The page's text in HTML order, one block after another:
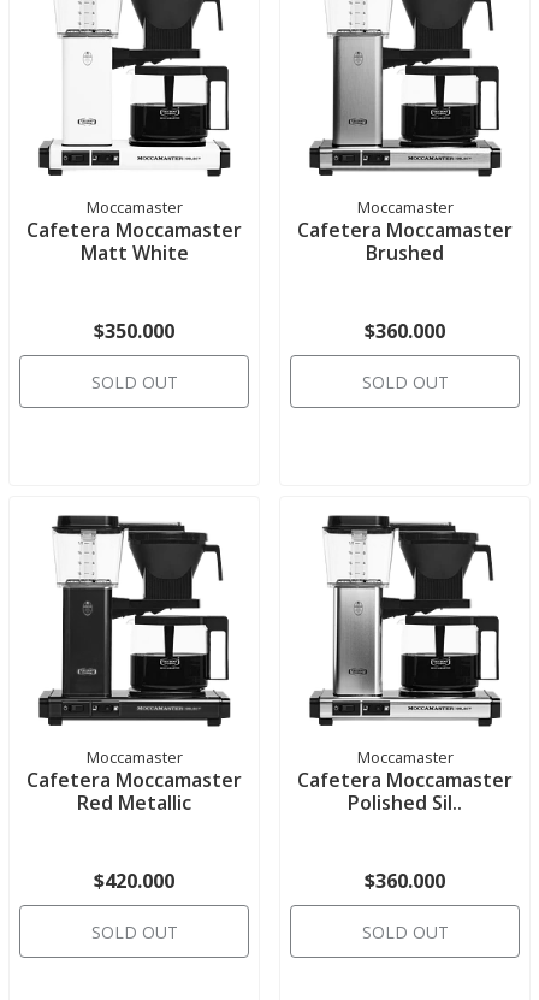
Moccamaster
Cafetera Moccamaster
Matt White
$350.000
SOLD OUT
Moccamaster
Cafetera Moccamaster
Brushed
$360.000
SOLD OUT
Moccamaster
Cafetera Moccamaster
Red Metallic
$420.000
SOLD OUT
Moccamaster
Cafetera Moccamaster
Polished Sil..
$360.000
SOLD OUT